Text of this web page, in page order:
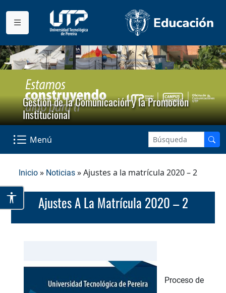
Gestión de la Comunicación y la Promoción
Institucional
Menú
Inicio » Noticias » Ajustes a la matrícula 2020 – 2
Ajustes A La Matrícula 2020 – 2
Proceso de